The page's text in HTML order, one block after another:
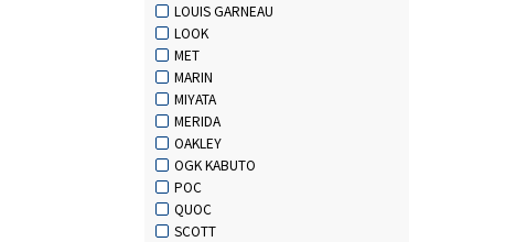
LOUIS GARNEAU
LOOK
MET
MARIN
MIYATA
MERIDA
OAKLEY
OGK KABUTO
POC
QUOC
SCOTT